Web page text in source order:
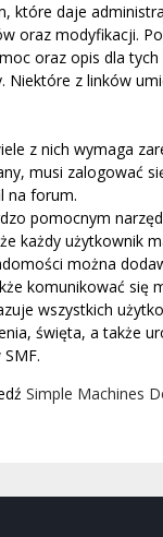
które daje
oraz modyfikacji.
oraz opis dla
z linków
z nich wymaga
musi zalogować
na forum.
pomocnym
każdy użytkownik
można
komunikować się
wszystkich
święta, a także
Simple Machines